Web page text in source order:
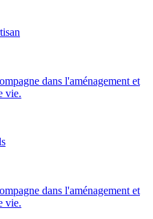
dans l'aménagement et
vie.
dans l'aménagement et
vie.